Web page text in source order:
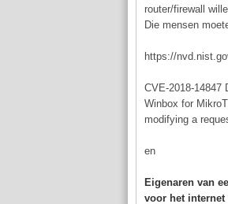
router/firewall
Die mensen
https://
CVE-2018-14847
Winbox for
modifying a
en
Eigenaren van
voor het internet